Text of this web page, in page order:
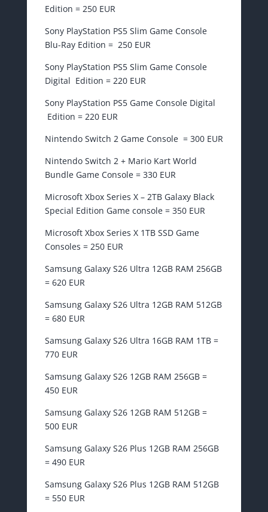
Edition = 250 EUR
Sony PlayStation PS5 Slim Game Console
Blu-Ray Edition = 250 EUR
Sony PlayStation PS5 Slim Game Console
Digital Edition = 220 EUR
Sony PlayStation PS5 Game Console Digital
Edition = 220 EUR
Nintendo Switch 2 Game Console = 300 EUR
Nintendo Switch 2 + Mario Kart World
Bundle Game Console = 330 EUR
Microsoft Xbox Series X – 2TB Galaxy Black
Special Edition Game console = 350 EUR
Microsoft Xbox Series X 1TB SSD Game
Consoles = 250 EUR
Samsung Galaxy S26 Ultra 12GB RAM 256GB
= 620 EUR
Samsung Galaxy S26 Ultra 12GB RAM 512GB
= 680 EUR
Samsung Galaxy S26 Ultra 16GB RAM 1TB =
770 EUR
Samsung Galaxy S26 12GB RAM 256GB =
450 EUR
Samsung Galaxy S26 12GB RAM 512GB =
500 EUR
Samsung Galaxy S26 Plus 12GB RAM 256GB
= 490 EUR
Samsung Galaxy S26 Plus 12GB RAM 512GB
= 550 EUR